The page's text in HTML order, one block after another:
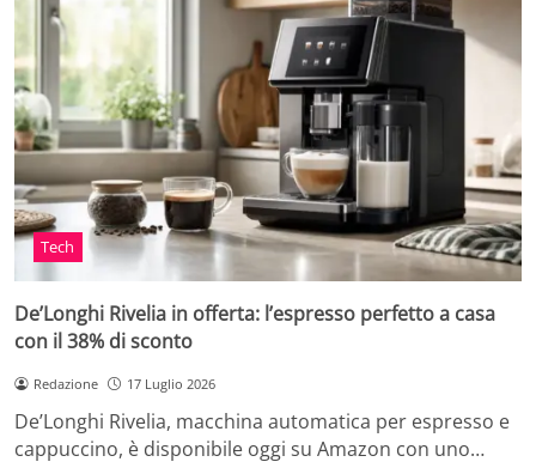
Tech
De’Longhi Rivelia in offerta: l’espresso perfetto a casa
con il 38% di sconto
Redazione 17 Luglio 2026
De’Longhi Rivelia, macchina automatica per espresso e
cappuccino, è disponibile oggi su Amazon con uno…